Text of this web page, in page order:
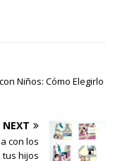
Niños: Cómo Elegirlo
NEXT
con los
hijos